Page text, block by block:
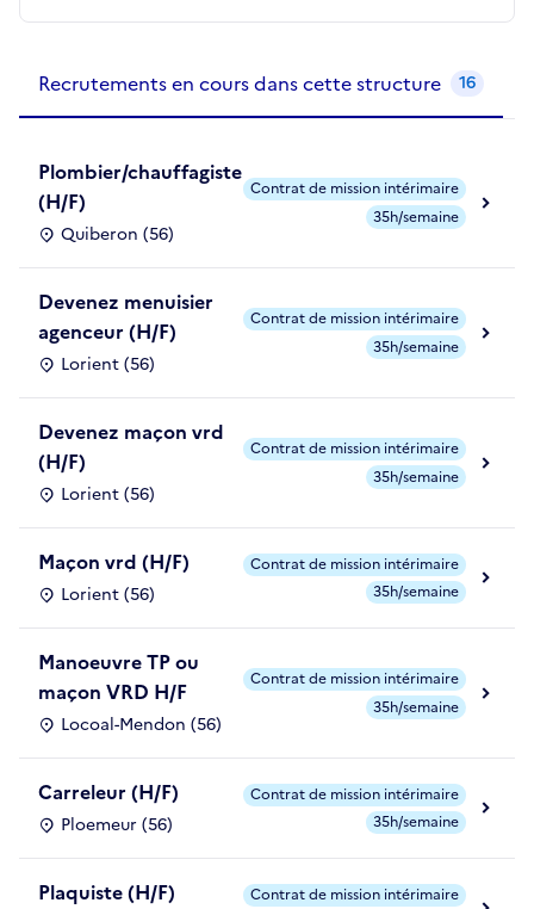
Recrutements en cours dans cette structure 16
Plombier/chauffagiste
(H/F)
Quiberon (56)
Contrat de mission intérimaire
35h/semaine
Devenez menuisier
agenceur (H/F)
Lorient (56)
Contrat de mission intérimaire
35h/semaine
Devenez maçon vrd
(H/F)
Lorient (56)
Contrat de mission intérimaire
35h/semaine
Maçon vrd (H/F)
Lorient (56)
Contrat de mission intérimaire
35h/semaine
Manoeuvre TP ou
maçon VRD H/F
Locoal-Mendon (56)
Contrat de mission intérimaire
35h/semaine
Carreleur (H/F)
Ploemeur (56)
Contrat de mission intérimaire
35h/semaine
Plaquiste (H/F)
Contrat de mission intérimaire